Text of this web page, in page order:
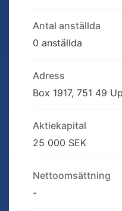
Antal anställda
0 anställda
Adress
Box 1917, 751 49
Aktiekapital
25 000 SEK
Nettoomsättning
-